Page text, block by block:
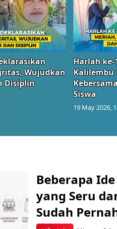
Wujudkan
Disiplin
Harlah ke-
Kalilembu
Siswa
19 May 2026,
Beberapa
yang Seru
Sudah